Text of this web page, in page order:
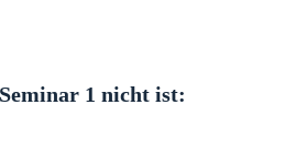
1 nicht ist: